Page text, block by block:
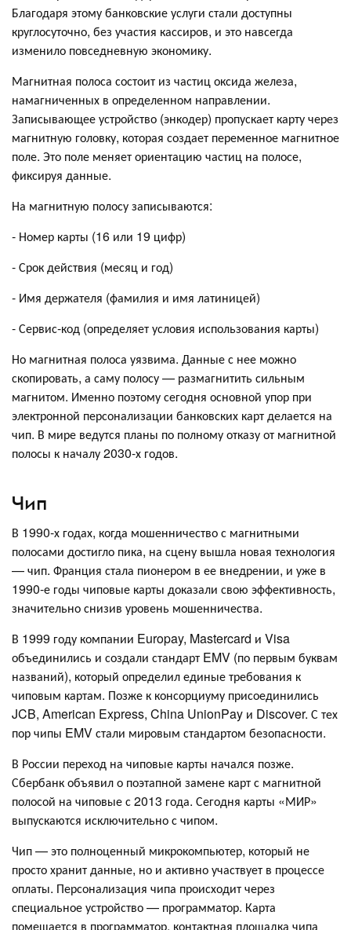
Благодаря этому банковские услуги стали доступны
круглосуточно, без участия кассиров, и это навсегда
изменило повседневную экономику.
Магнитная полоса состоит из частиц оксида железа,
намагниченных в определенном направлении.
Записывающее устройство (энкодер) пропускает карту через
магнитную головку, которая создает переменное магнитное
поле. Это поле меняет ориентацию частиц на полосе,
фиксируя данные.
На магнитную полосу записываются:
- Номер карты (16 или 19 цифр)
- Срок действия (месяц и год)
- Имя держателя (фамилия и имя латиницей)
- Сервис-код (определяет условия использования карты)
Но магнитная полоса уязвима. Данные с нее можно
скопировать, а саму полосу — размагнитить сильным
магнитом. Именно поэтому сегодня основной упор при
электронной персонализации банковских карт делается на
чип. В мире ведутся планы по полному отказу от магнитной
полосы к началу 2030-х годов.
Чип
В 1990-х годах, когда мошенничество с магнитными
полосами достигло пика, на сцену вышла новая технология
— чип. Франция стала пионером в ее внедрении, и уже в
1990-е годы чиповые карты доказали свою эффективность,
значительно снизив уровень мошенничества.
В 1999 году компании Europay, Mastercard и Visa
объединились и создали стандарт EMV (по первым буквам
названий), который определил единые требования к
чиповым картам. Позже к консорциуму присоединились
JCB, American Express, China UnionPay и Discover. С тех
пор чипы EMV стали мировым стандартом безопасности.
В России переход на чиповые карты начался позже.
Сбербанк объявил о поэтапной замене карт с магнитной
полосой на чиповые с 2013 года. Сегодня карты «МИР»
выпускаются исключительно с чипом.
Чип — это полноценный микрокомпьютер, который не
просто хранит данные, но и активно участвует в процессе
оплаты. Персонализация чипа происходит через
специальное устройство — программатор. Карта
помещается в программатор, контактная площадка чипа